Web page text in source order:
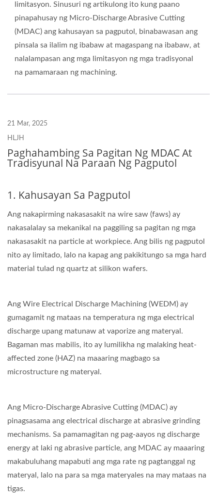
limitasyon. Sinusuri ng artikulong ito kung paano
pinapahusay ng Micro-Discharge Abrasive Cutting
(MDAC) ang kahusayan sa pagputol, binabawasan ang
pinsala sa ilalim ng ibabaw at magaspang na ibabaw, at
nalalampasan ang mga limitasyon ng mga tradisyonal
na pamamaraan ng machining.
21 Mar, 2025
HLJH
Paghahambing Sa Pagitan Ng MDAC At
Tradisyunal Na Paraan Ng Pagputol
1. Kahusayan Sa Pagputol
Ang nakapirming nakasasakit na wire saw (faws) ay
nakasalalay sa mekanikal na paggiling sa pagitan ng mga
nakasasakit na particle at workpiece. Ang bilis ng pagputol
nito ay limitado, lalo na kapag ang pakikitungo sa mga hard
material tulad ng quartz at silikon wafers.
Ang Wire Electrical Discharge Machining (WEDM) ay
gumagamit ng mataas na temperatura ng mga electrical
discharge upang matunaw at vaporize ang materyal.
Bagaman mas mabilis, ito ay lumilikha ng malaking heat-
affected zone (HAZ) na maaaring magbago sa
microstructure ng materyal.
Ang Micro-Discharge Abrasive Cutting (MDAC) ay
pinagsasama ang electrical discharge at abrasive grinding
mechanisms. Sa pamamagitan ng pag-aayos ng discharge
energy at laki ng abrasive particle, ang MDAC ay maaaring
makabuluhang mapabuti ang mga rate ng pagtanggal ng
materyal, lalo na para sa mga materyales na may mataas na
tigas.